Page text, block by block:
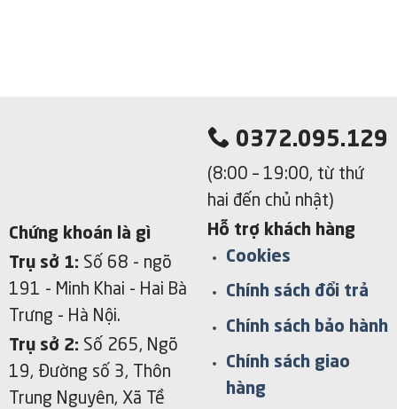
Chứng khoán là gì
Trụ sở 1: Số 68 - ngõ
191 - Minh Khai - Hai Bà
Trưng - Hà Nội.
Trụ sở 2: Số 265, Ngõ
19, Đường số 3, Thôn
Trung Nguyên, Xã Tề
0372.095.129
(8:00 – 19:00, từ thứ
hai đến chủ nhật)
Hỗ trợ khách hàng
Cookies
Chính sách đổi trả
Chính sách bảo hành
Chính sách giao
hàng